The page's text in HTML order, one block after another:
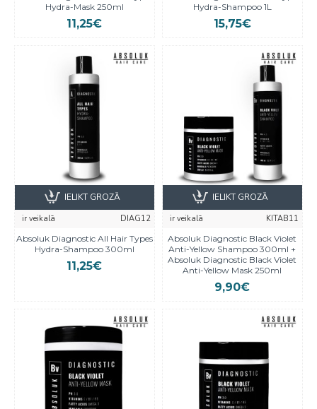
Hydra-Mask 250ml
11,25€
Hydra-Shampoo 1L
15,75€
ir veikalā
DIAG12
Absoluk Diagnostic All Hair Types
Hydra-Shampoo 300ml
11,25€
IELIKT GROZĀ
ir veikalā
KITAB11
Absoluk Diagnostic Black Violet
Anti-Yellow Shampoo 300ml +
Absoluk Diagnostic Black Violet
Anti-Yellow Mask 250ml
9,90€
IELIKT GROZĀ